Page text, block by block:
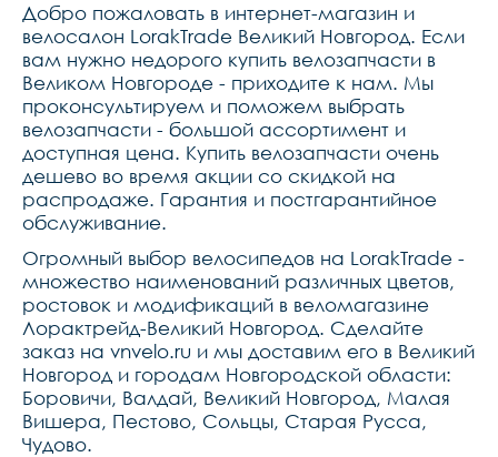
Добро пожаловать в интернет-магазин и
велосалон LorakTrade Великий Новгород. Если
вам нужно недорого купить велозапчасти в
Великом Новгороде - приходите к нам. Мы
проконсультируем и поможем выбрать
велозапчасти - большой ассортимент и
доступная цена. Купить велозапчасти очень
дешево во время акции со скидкой на
распродаже. Гарантия и постгарантийное
обслуживание.
Огромный выбор велосипедов на LorakTrade -
множество наименований различных цветов,
ростовок и модификаций в веломагазине
Лорактрейд-Великий Новгород. Сделайте
заказ на vnvelo.ru и мы доставим его в Великий
Новгород и городам Новгородской области:
Боровичи, Валдай, Великий Новгород, Малая
Вишера, Пестово, Сольцы, Старая Русса,
Чудово.